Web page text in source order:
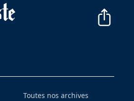
Toutes nos archives